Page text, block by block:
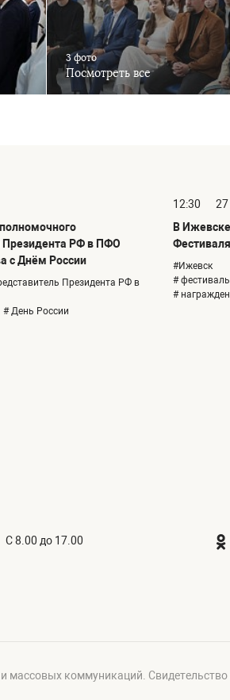
3 фото
Посмотреть все
Президента РФ в ПФО
с Днём России
Президента РФ в
# День России
12:30
27
В
#Ижевск
#
#
C 8.00 до 17.00
массовых коммуникаций. Свидетельство